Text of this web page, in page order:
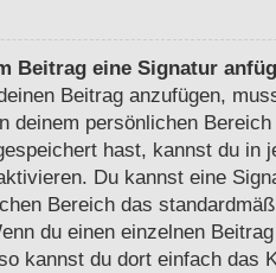
Beitrag eine Signatur
Beitrag anzufügen,
deinem persönlichen
hast, kannst du in
Du kannst eine
Bereich das
du einen einzelnen
kannst du dort einfach das